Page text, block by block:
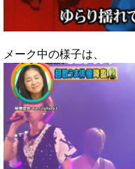
メーク中の様子は、